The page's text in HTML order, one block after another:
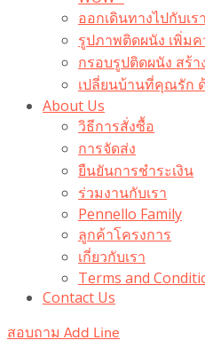
ออกเดินทางไปกับเ
รูปภาพติดผนัง เพิ่ม
กรอบรูปติดผนัง สร้
เปลี่ยนบ้านที่คุณรัก
About Us
วิธีการสั่งซื้อ
การจัดส่ง
ยืนยันการชำระเงิน
ร่วมงานกับเรา
Pennello Family
ลูกค้าโครงการ
เกี่ยวกับเรา
Terms and
Contact Us
สอบถาม Add Line